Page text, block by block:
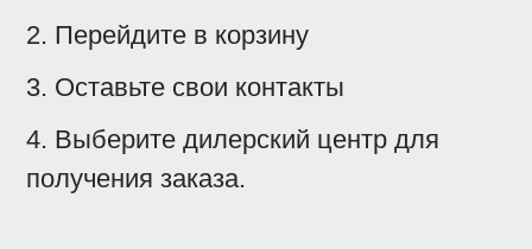
2. Перейдите в корзину
3. Оставьте свои контакты
4. Выберите дилерский центр для
получения заказа.